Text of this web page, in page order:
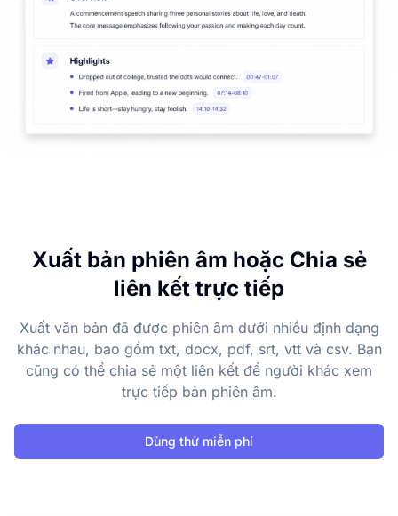
Xuất bản phiên âm hoặc Chia sẻ
liên kết trực tiếp
Xuất văn bản đã được phiên âm dưới nhiều định dạng
khác nhau, bao gồm txt, docx, pdf, srt, vtt và csv. Bạn
cũng có thể chia sẻ một liên kết để người khác xem
trực tiếp bản phiên âm.
Dùng thử miễn phí